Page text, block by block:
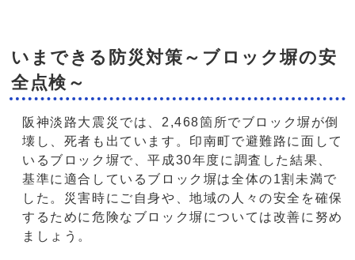
いまできる防災対策～ブロック塀の安
全点検～
阪神淡路大震災では、2,468箇所でブロック塀が倒
壊し、死者も出ています。印南町で避難路に面して
いるブロック塀で、平成30年度に調査した結果、
基準に適合しているブロック塀は全体の1割未満で
した。災害時にご自身や、地域の人々の安全を確保
するために危険なブロック塀については改善に努め
ましょう。